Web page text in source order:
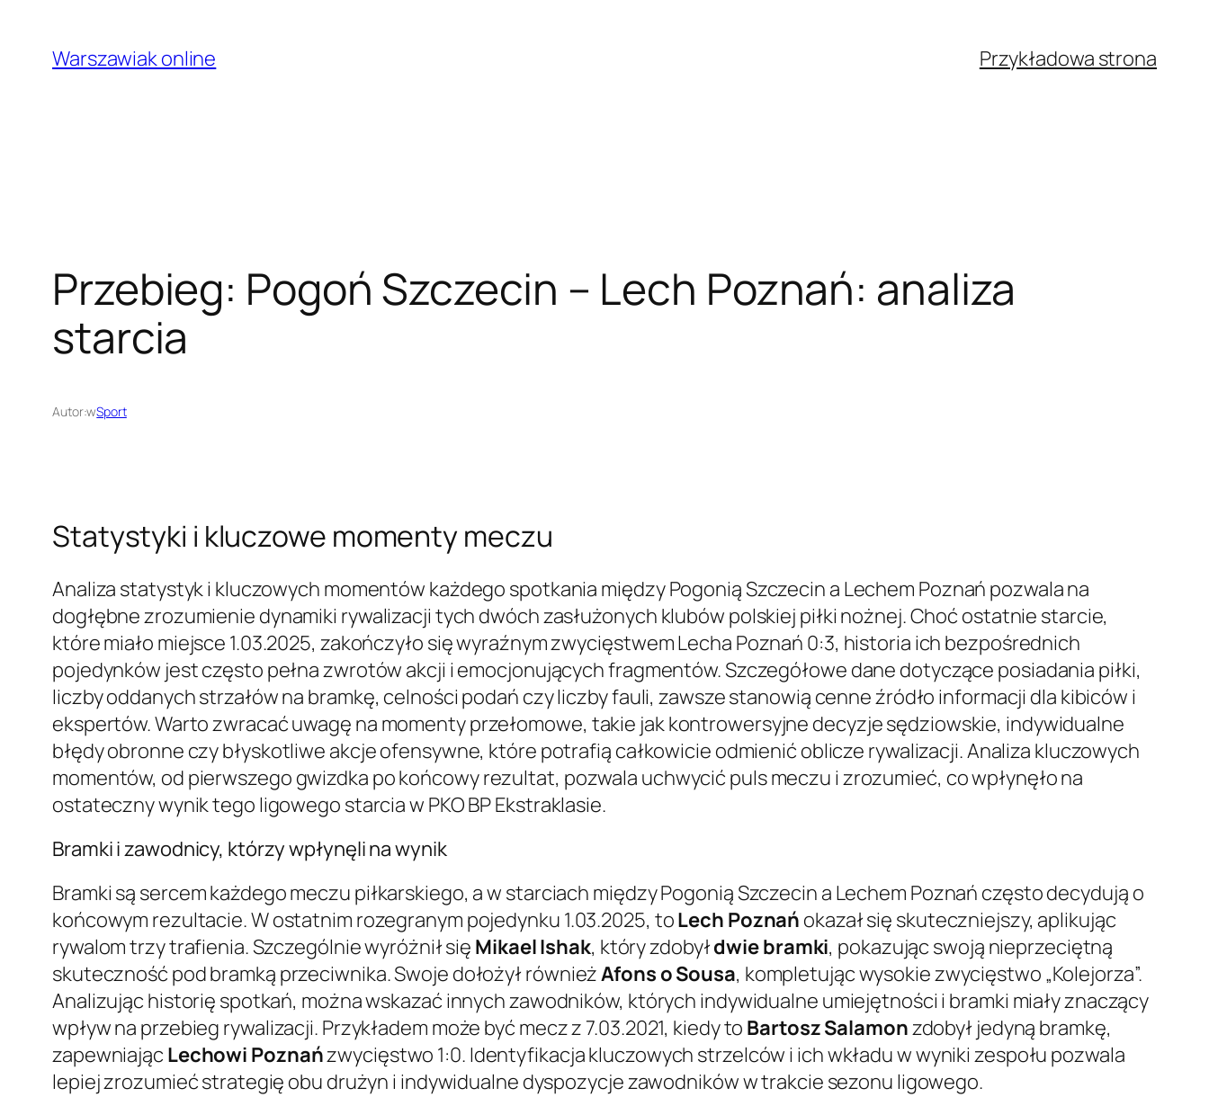
treści
Warszawiak online Przykładowa strona
Przebieg: Pogoń Szczecin – Lech Poznań: analiza
starcia
Autor:wSport
Statystyki i kluczowe momenty meczu
Analiza statystyk i kluczowych momentów każdego spotkania między Pogonią Szczecin a Lechem Poznań pozwala na
dogłębne zrozumienie dynamiki rywalizacji tych dwóch zasłużonych klubów polskiej piłki nożnej. Choć ostatnie starcie,
które miało miejsce 1.03.2025, zakończyło się wyraźnym zwycięstwem Lecha Poznań 0:3, historia ich bezpośrednich
pojedynków jest często pełna zwrotów akcji i emocjonujących fragmentów. Szczegółowe dane dotyczące posiadania piłki,
liczby oddanych strzałów na bramkę, celności podań czy liczby fauli, zawsze stanowią cenne źródło informacji dla kibiców i
ekspertów. Warto zwracać uwagę na momenty przełomowe, takie jak kontrowersyjne decyzje sędziowskie, indywidualne
błędy obronne czy błyskotliwe akcje ofensywne, które potrafią całkowicie odmienić oblicze rywalizacji. Analiza kluczowych
momentów, od pierwszego gwizdka po końcowy rezultat, pozwala uchwycić puls meczu i zrozumieć, co wpłynęło na
ostateczny wynik tego ligowego starcia w PKO BP Ekstraklasie.
Bramki i zawodnicy, którzy wpłynęli na wynik
Bramki są sercem każdego meczu piłkarskiego, a w starciach między Pogonią Szczecin a Lechem Poznań często decydują o
końcowym rezultacie. W ostatnim rozegranym pojedynku 1.03.2025, toLech Poznań okazał się skuteczniejszy, aplikując
rywalom trzy trafienia. Szczególnie wyróżnił się Mikael Ishak, który zdobyłdwie bramki, pokazując swoją nieprzeciętną
skuteczność pod bramką przeciwnika. Swoje dołożył równieżAfons o Sousa, kompletując wysokie zwycięstwo „Kolejorza”.
Analizując historię spotkań, można wskazać innych zawodników, których indywidualne umiejętności i bramki miały znaczący
wpływ na przebieg rywalizacji. Przykładem może być mecz z 7.03.2021, kiedy to Bartosz Salamonzdobył jedyną bramkę,
zapewniając Lechowi Poznańzwycięstwo 1:0. Identyfikacja kluczowych strzelców i ich wkładu w wyniki zespołu pozwala
lepiej zrozumieć strategię obu drużyn i indywidualne dyspozycje zawodników w trakcie sezonu ligowego.